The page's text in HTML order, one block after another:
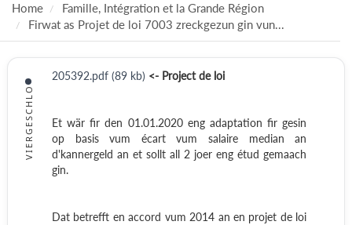
Home
Famille, Intégration et la Grande Région
Firwat as Projet de loi 7003 zreckgezun gin vun...
VIERGESCHLO
205392.pdf (89 kb) <- Project de loi
Et wär fir den 01.01.2020 eng adaptation fir gesin
op basis vum écart vum salaire median an
d'kannergeld an et sollt all 2 joer eng étud gemaach
gin.
Dat betrefft en accord vum 2014 an en projet de loi